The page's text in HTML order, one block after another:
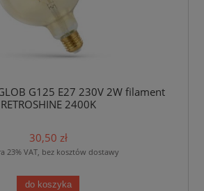
G125 E27 230V 2W filament
RETROSHINE 2400K
30,50 zł
23% VAT, bez kosztów dostawy
do koszyka